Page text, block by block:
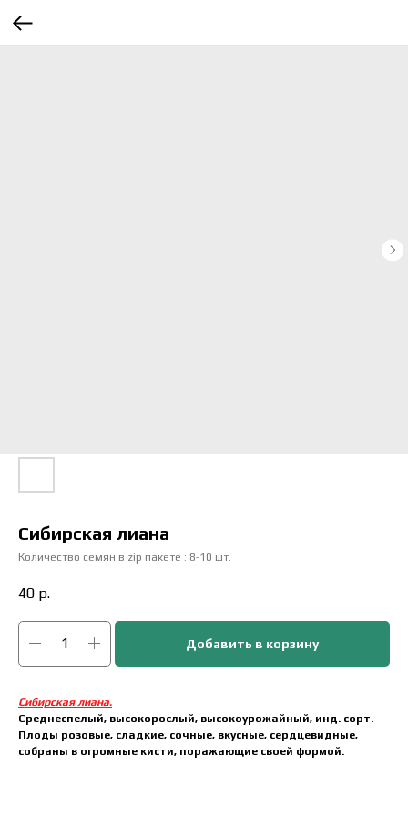
Сибирская лиана
Количество семян в zip пакете : 8-10 шт.
40 р.
Добавить в корзину
Сибирская лиана.
Среднеспелый, высокорослый, высокоурожайный, инд. сорт.
Плоды розовые, сладкие, сочные, вкусные, сердцевидные,
собраны в огромные кисти, поражающие своей формой.